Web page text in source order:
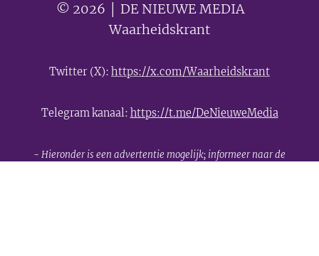
© 2026 │ DE NIEUWE MEDIA 🟣
Waarheidskrant
Twitter (X): https://x.com/Waarheidskrant
Telegram kanaal: https://t.me/DeNieuweMedia
- Hieronder is een advertentie mogelijk; informeer naar de